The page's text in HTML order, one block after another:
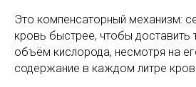
Это компенсаторный механизм:
кровь быстрее, чтобы доставить
объём кислорода, несмотря на
содержание в каждом литре